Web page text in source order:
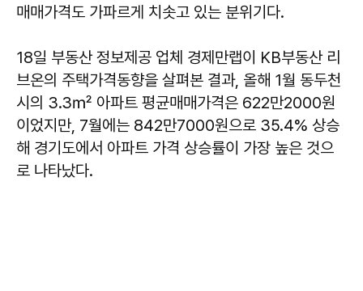
매매가격도 가파르게 치솟고 있는 분위기다.
18일 부동산 정보제공 업체 경제만랩이 KB부동산 리
브온의 주택가격동향을 살펴본 결과, 올해 1월 동두천
시의 3.3㎡ 아파트 평균매매가격은 622만2000원
이었지만, 7월에는 842만7000원으로 35.4% 상승
해 경기도에서 아파트 가격 상승률이 가장 높은 것으
로 나타났다.